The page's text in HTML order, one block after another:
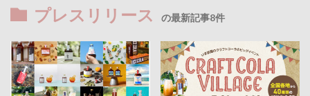
プレスリリース の最新記事8件